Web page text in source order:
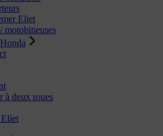
Eliet
motobineuses
à deux roues
Eliet